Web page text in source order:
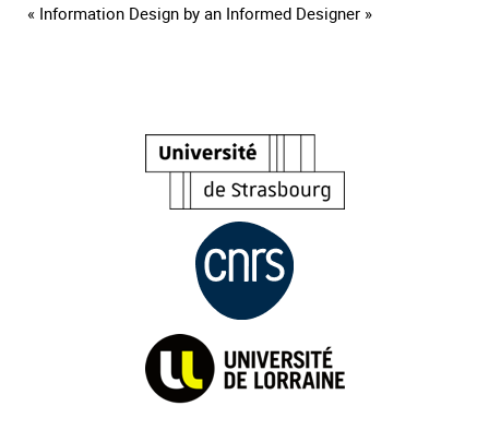
« Information Design by an Informed Designer »